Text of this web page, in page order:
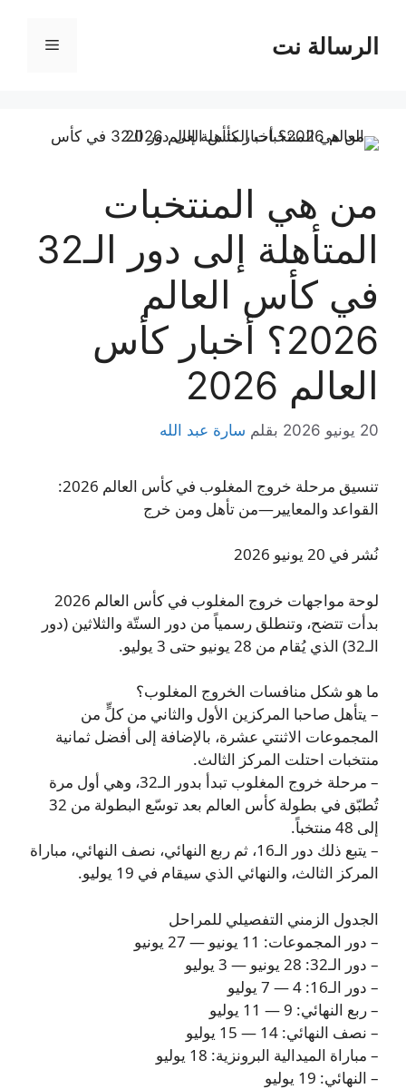
المحتوىالرسالة نت القائمة
من هي المنتخبات
المتأهلة إلى دور الـ32
في كأس العالم
2026؟ أخبار كأس
العالم 2026
20 يونيو 2026 بقلم سارة عبد الله
تنسيق مرحلة خروج المغلوب في كأس العالم 2026:
القواعد والمعايير—من تأهل ومن خرج
نُشر في 20 يونيو 2026
لوحة مواجهات خروج المغلوب في كأس العالم 2026
بدأت تتضح، وتنطلق رسمياً من دور الستّة والثلاثين (دور
الـ32) الذي يُقام من 28 يونيو حتى 3 يوليو.
ما هو شكل منافسات الخروج المغلوب؟
– يتأهل صاحبا المركزين الأول والثاني من كلٍّ من
المجموعات الاثنتي عشرة، بالإضافة إلى أفضل ثمانية
منتخبات احتلت المركز الثالث.
– مرحلة خروج المغلوب تبدأ بدور الـ32، وهي أول مرة
تُطبّق في بطولة كأس العالم بعد توسّع البطولة من 32
إلى 48 منتخباً.
– يتبع ذلك دور الـ16، ثم ربع النهائي، نصف النهائي، مباراة
المركز الثالث، والنهائي الذي سيقام في 19 يوليو.
الجدول الزمني التفصيلي للمراحل
– دور المجموعات: 11 يونيو — 27 يونيو
– دور الـ32: 28 يونيو — 3 يوليو
– دور الـ16: 4 — 7 يوليو
– ربع النهائي: 9 — 11 يوليو
– نصف النهائي: 14 — 15 يوليو
– مباراة الميدالية البرونزية: 18 يوليو
– النهائي: 19 يوليو